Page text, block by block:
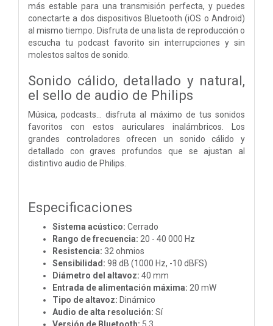
más estable para una transmisión perfecta, y puedes
conectarte a dos dispositivos Bluetooth (iOS o Android)
al mismo tiempo. Disfruta de una lista de reproducción o
escucha tu podcast favorito sin interrupciones y sin
molestos saltos de sonido.
Sonido cálido, detallado y natural,
el sello de audio de Philips
Música, podcasts... disfruta al máximo de tus sonidos
favoritos con estos auriculares inalámbricos. Los
grandes controladores ofrecen un sonido cálido y
detallado con graves profundos que se ajustan al
distintivo audio de Philips.
Especificaciones
Sistema acústico: Cerrado
Rango de frecuencia: 20 - 40 000 Hz
Resistencia: 32 ohmios
Sensibilidad: 98 dB (1000 Hz, -10 dBFS)
Diámetro del altavoz: 40 mm
Entrada de alimentación máxima: 20 mW
Tipo de altavoz: Dinámico
Audio de alta resolución: Sí
Versión de Bluetooth: 5.3